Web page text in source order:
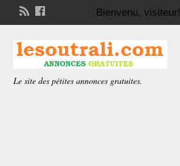
Bienvenu, visiteur!
Le site des pétites annonces gratuites.